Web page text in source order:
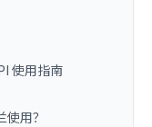
使用指南
用？